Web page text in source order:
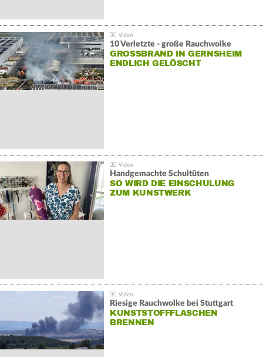
10 Verletzte - große Rauchwolke
GROSSBRAND IN GERNSHEIM E
NDLICH GELÖSCHT
Handgemachte Schultüten
SO WIRD DIE EINSCHULUNG
ZUM KUNSTWERK
Riesige Rauchwolke bei Stuttgart
KUNSTSTOFFFLASCHEN
BRENNEN